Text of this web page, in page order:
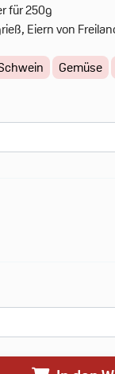
für 250g
Eiern von
Gemüse